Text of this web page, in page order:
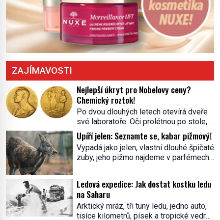
ZAJÍMAVOSTI
Nejlepší úkryt pro Nobelovy ceny?
Chemický roztok!
Po dvou dlouhých letech otevírá dveře
své laboratoře. Oči prolétnou po stole,
aby pak ulpěly na regálu, kde se nachází
všemožné látky. Hledá žluto-oranžovou
tekutinu, jakmile ji zahlédne, nesmírně
se mu uleví. Teď může svůj plán
skrývá směs s názvem lučavka
královská. Svůj přídomek nemá pro nic
za nic, […]
Upíří jelen: Seznamte se, kabar pižmový!
Vypadá jako jelen, vlastní dlouhé špičaté
zuby, jeho pižmo najdeme v parfémech
jediného zástupce zvířecí říše – kabara
pižmového. V Evropě ho jako první
popíše švédský botanik Carl Linné
(1707–1778), jenže v Asii o něm ví už
Ledová expedice: Jak dostat kostku ledu
na Saharu
Arktický mráz, tři tuny ledu, jedno auto,
tisíce kilometrů, písek a tropické vedro.